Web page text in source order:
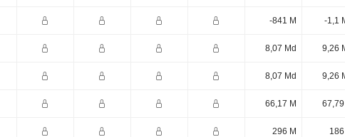
-841 M -1,1
8,07 Md 9,26
8,07 Md 9,26
66,17 M 67,79
296 M 186